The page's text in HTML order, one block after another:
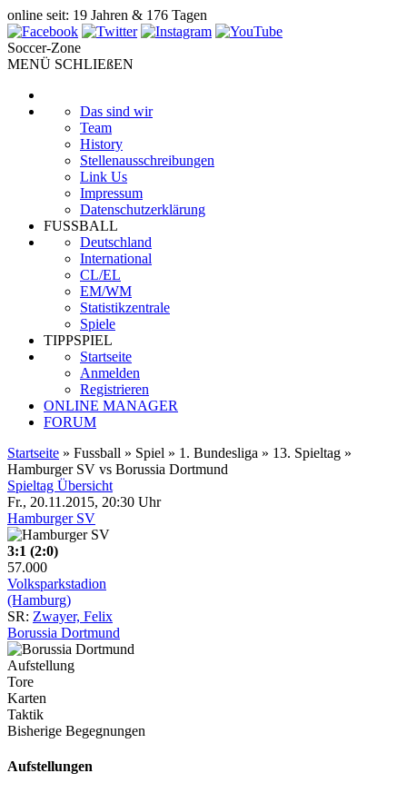
online seit: 19 Jahren & 176 Tagen
Soccer-Zone
MENÜ SCHLIEßEN
Das sind wir
Team
History
Stellenausschreibungen
Link Us
Impressum
Datenschutzerklärung
FUSSBALL
Deutschland
International
CL/EL
EM/WM
Statistikzentrale
Spiele
TIPPSPIEL
Startseite
Anmelden
Registrieren
ONLINE MANAGER
FORUM
Startseite » Fussball » Spiel » 1. Bundesliga » 13. Spieltag »
Hamburger SV vs Borussia Dortmund
Spieltag Übersicht
Fr., 20.11.2015, 20:30 Uhr
Hamburger SV
3:1 (2:0)
57.000
Volksparkstadion
(Hamburg)
SR: Zwayer, Felix
Borussia Dortmund
Aufstellung
Tore
Karten
Taktik
Bisherige Begegnungen
Aufstellungen